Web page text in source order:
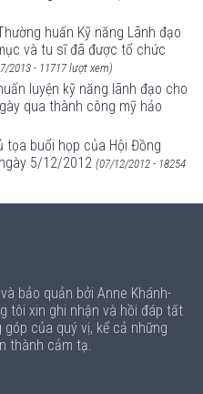
huấn Kỹ năng Lãnh đạo
và tu sĩ đã được tổ chức
2013 - 11717 lượt xem)
luyện kỹ năng lãnh đạo cho
qua thành công mỹ hảo
tọa buổi họp của Hội Đồng
5/12/2012 (07/12/2012 - 18254
bảo quản bởi Anne Khánh-
tôi xin ghi nhận và hồi đáp tất
của quý vị, kể cả những
thành cảm tạ.